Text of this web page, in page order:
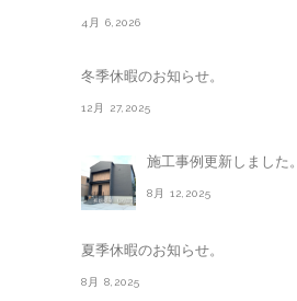
4月 6,2026
冬季休暇のお知らせ。
12月 27,2025
施工事例更新しました。
8月 12,2025
夏季休暇のお知らせ。
8月 8,2025